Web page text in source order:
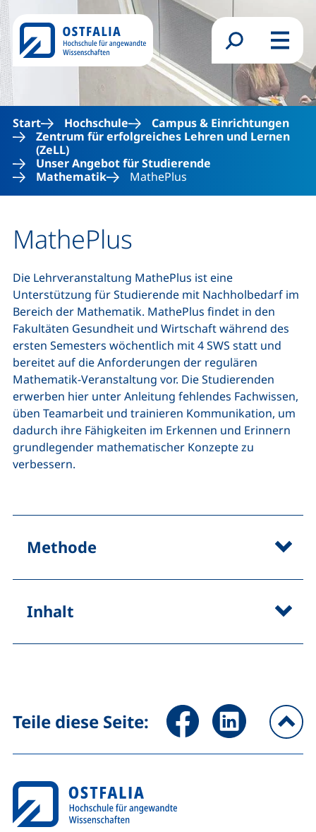
Direkt zum Inhalt
Suchformular
Menü
Start Hochschule
Campus & Einrichtungen
Zentrum für erfolgreiches Lehren und Lernen
(ZeLL)
Unser Angebot für Studierende
Mathematik
MathePlus
MathePlus
Die Lehrveranstaltung MathePlus ist eine
Unterstützung für Studierende mit Nachholbedarf im
Bereich der Mathematik. MathePlus findet in den
Fakultäten Gesundheit und Wirtschaft während des
ersten Semesters wöchentlich mit 4 SWS statt und
bereitet auf die Anforderungen der regulären
Mathematik-Veranstaltung vor. Die Studierenden
erwerben hier unter Anleitung fehlendes Fachwissen,
üben Teamarbeit und trainieren Kommunikation, um
dadurch ihre Fähigkeiten im Erkennen und Erinnern
grundlegender mathematischer Konzepte zu
verbessern.
Methode
Inhalt
Teile diese Seite: Seite über Facebook teilen
Seite über